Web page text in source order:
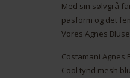
Med sin sølvgrå
pasform og det
Vores Agnes
Costamani Agnes
Cool tynd mesh